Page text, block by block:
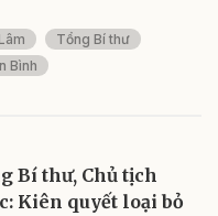
Tổng Bí thư
Bình
Bí thư, Chủ tịch
Kiên quyết loại bỏ